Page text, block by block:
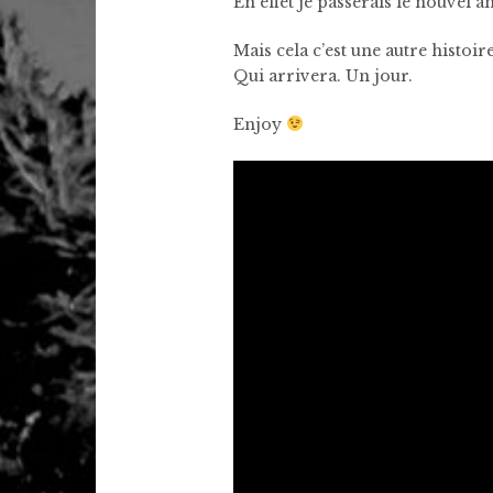
Mais cela c’est une autre
Qui arrivera. Un jour.
Enjoy